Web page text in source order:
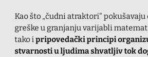
Kao što „čudni atraktori“ pokušavaju
greške u granjanju varijabli
tako i pripovedački principi
stvarnosti u ljudima shvatljiv tok